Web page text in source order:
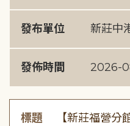
發布單位 新莊中
發佈時間 2026-
標題
【新莊福營分